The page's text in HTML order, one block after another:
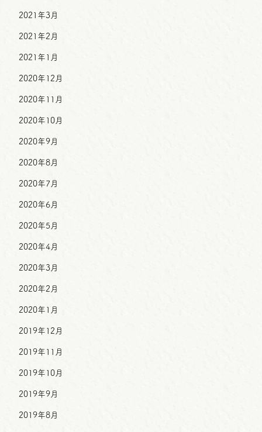
2021年3月
2021年2月
2021年1月
2020年12月
2020年11月
2020年10月
2020年9月
2020年8月
2020年7月
2020年6月
2020年5月
2020年4月
2020年3月
2020年2月
2020年1月
2019年12月
2019年11月
2019年10月
2019年9月
2019年8月